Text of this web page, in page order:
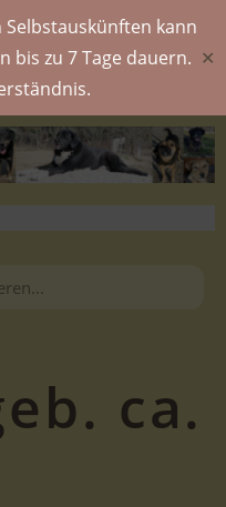
kann
bis zu 7 Tage dauern. ✕
ca.